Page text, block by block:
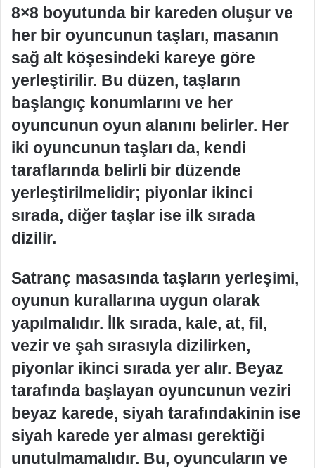
8×8 boyutunda bir kareden oluşur ve
her bir oyuncunun taşları, masanın
sağ alt köşesindeki kareye göre
yerleştirilir. Bu düzen, taşların
başlangıç konumlarını ve her
oyuncunun oyun alanını belirler. Her
iki oyuncunun taşları da, kendi
taraflarında belirli bir düzende
yerleştirilmelidir; piyonlar ikinci
sırada, diğer taşlar ise ilk sırada
dizilir.
Satranç masasında taşların yerleşimi,
oyunun kurallarına uygun olarak
yapılmalıdır. İlk sırada, kale, at, fil,
vezir ve şah sırasıyla dizilirken,
piyonlar ikinci sırada yer alır. Beyaz
tarafında başlayan oyuncunun veziri
beyaz karede, siyah tarafındakinin ise
siyah karede yer alması gerektiği
unutulmamalıdır. Bu, oyuncuların ve